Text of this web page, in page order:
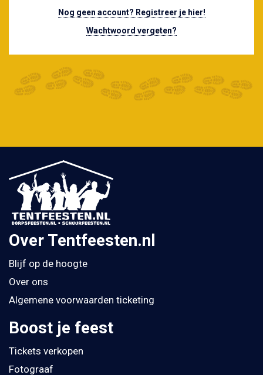
Nog geen account? Registreer je hier!
Wachtwoord vergeten?
Over Tentfeesten.nl
Blijf op de hoogte
Over ons
Algemene voorwaarden ticketing
Boost je feest
Tickets verkopen
Fotograaf